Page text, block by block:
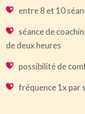
entre 8 et 10
séance de
de deux heures
possibilité de
fréquence 1x par